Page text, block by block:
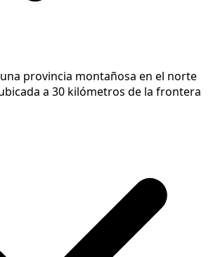
una provincia montañosa en el norte
a 30 kilómetros de la frontera